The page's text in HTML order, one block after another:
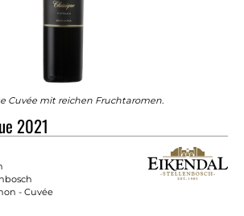
Cuvée mit reichen Fruchtaromen.
2021
- Cuvée